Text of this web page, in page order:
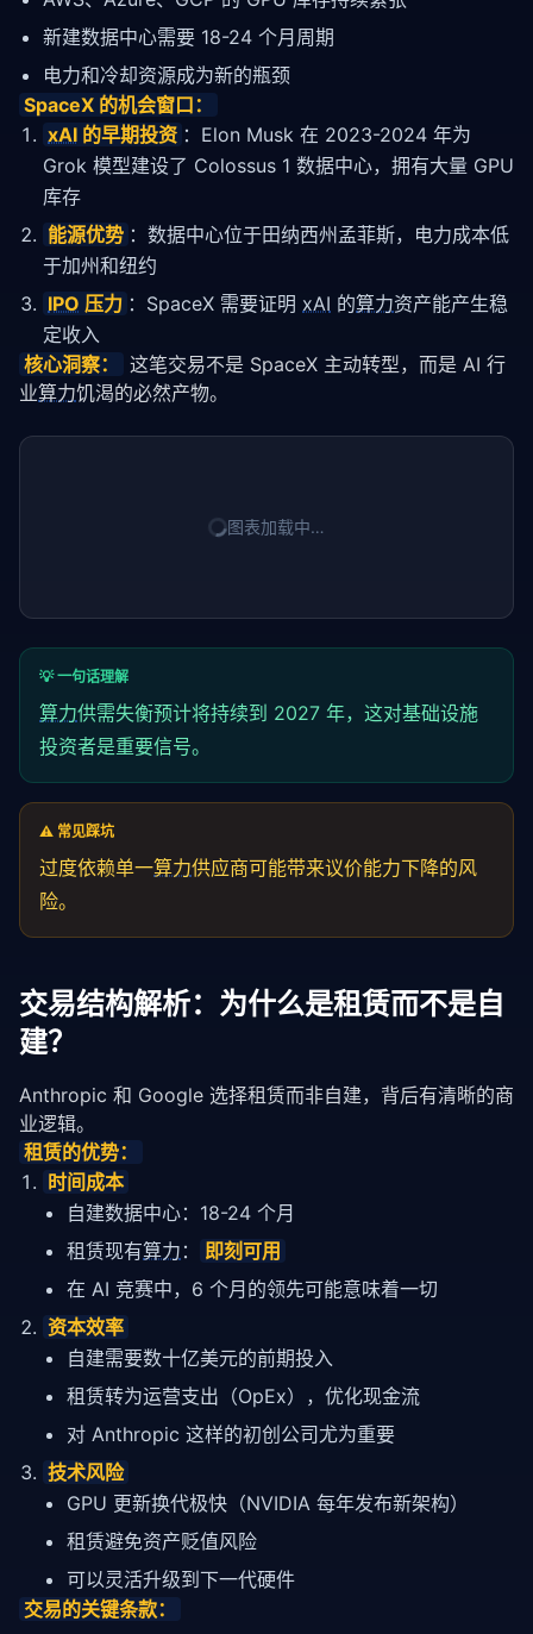
新建数据中心需要 18-24 个月周期
电力和冷却资源成为新的瓶颈
SpaceX 的机会窗口：
xAI 的早期投资 ：Elon Musk 在 2023-2024 年为
Grok 模型建设了 Colossus 1 数据中心，拥有大量 GPU
库存
能源优势 ：数据中心位于田纳西州孟菲斯，电力成本低
于加州和纽约
IPO 压力 ：SpaceX 需要证明 xAI 的算力资产能产生稳
定收入
核心洞察：
这笔交易不是 SpaceX 主动转型，而是 AI 行
业算力饥渴的必然产物。
图表加载中…
💡 一句话理解
算力供需失衡预计将持续到 2027 年，这对基础设施
投资者是重要信号。
⚠️ 常见踩坑
过度依赖单一算力供应商可能带来议价能力下降的风
险。
交易结构解析：为什么是租赁而不是自
建？
Anthropic 和 Google 选择租赁而非自建，背后有清晰的商
业逻辑。
租赁的优势：
时间成本
自建数据中心：18-24 个月
租赁现有算力 ：
即刻可用
在 AI 竞赛中，6 个月的领先可能意味着一切
资本效率
自建需要数十亿美元的前期投入
租赁转为运营支出（OpEx），优化现金流
对 Anthropic 这样的初创公司尤为重要
技术风险
GPU 更新换代极快（NVIDIA 每年发布新架构）
租赁避免资产贬值风险
可以灵活升级到下一代硬件
交易的关键条款：